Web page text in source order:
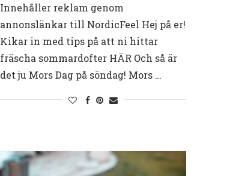
Innehåller reklam genom
annonslänkar till NordicFeel Hej på er!
Kikar in med tips på att ni hittar
fräscha sommardofter HÄR Och så är
det ju Mors Dag på söndag! Mors …